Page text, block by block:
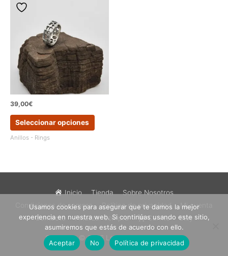
en
la
página
de
39,00€
Seleccionar opciones
Este
elegir
en
la
página
de
Anillos - Rings
Inicio Tienda
Sobre Nosotros
Condiciones de compra
Política de privacidad
Mi cuenta
Contacto
Finalizar compra Carrito Etsy
Copyright © 2026 Los Sueños de Catalina
Usamos cookies para asegurar que te damos la mejor
experiencia en nuestra web. Si continúas usando este sitio,
asumiremos que estás de acuerdo con ello.
Aceptar
No Política de privacidad